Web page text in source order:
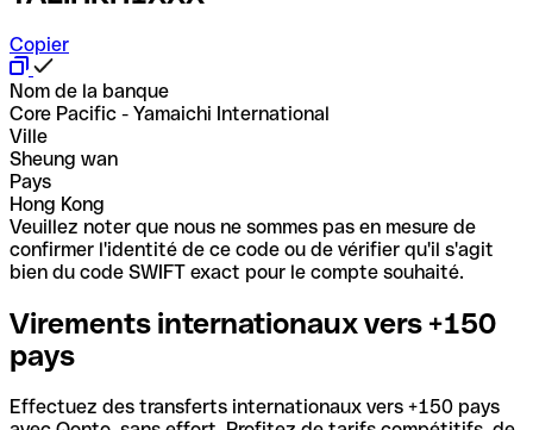
Copier
Nom de la banque
Core Pacific - Yamaichi International
Ville
Sheung wan
Pays
Hong Kong
Veuillez noter que nous ne sommes pas en mesure de
confirmer l'identité de ce code ou de vérifier qu'il s'agit
bien du code SWIFT exact pour le compte souhaité.
Virements internationaux vers +150
pays
Effectuez des transferts internationaux vers +150 pays